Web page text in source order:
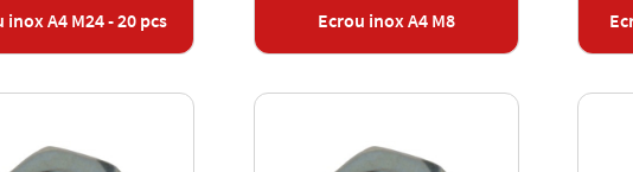
inox A4 M24 - 20 pcs Ecrou inox A4 M8